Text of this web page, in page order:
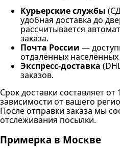
Курьерские службы
удобная доставка до
рассчитывается
заказа.
Почта России —
отдалённых населённых
Экспресс-доставка
заказов.
Срок доставки составляет
зависимости от вашего
После отправки заказа мы
отслеживания посылки.
Примерка в Москве